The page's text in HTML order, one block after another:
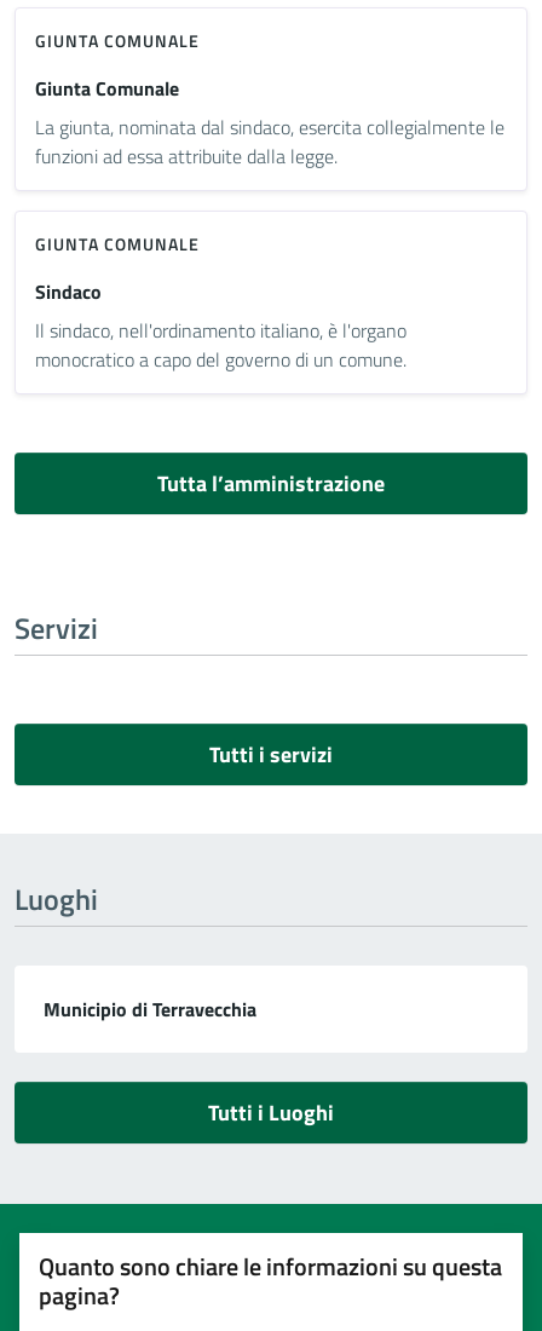
GIUNTA COMUNALE
Giunta Comunale
La giunta, nominata dal sindaco, esercita collegialmente le
funzioni ad essa attribuite dalla legge.
GIUNTA COMUNALE
Sindaco
Il sindaco, nell'ordinamento italiano, è l'organo
monocratico a capo del governo di un comune.
Tutta l’amministrazione
Servizi
Tutti i servizi
Luoghi
Municipio di Terravecchia
Tutti i Luoghi
Quanto sono chiare le informazioni su questa
pagina?